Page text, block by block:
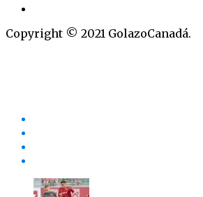
Copyright © 2021 GolazoCanadá.